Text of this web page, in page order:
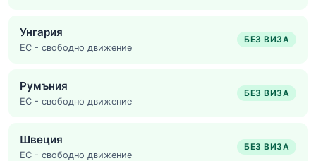
Унгария
ЕС - свободно движение
БЕЗ ВИЗА
Румъния
ЕС - свободно движение
БЕЗ ВИЗА
Швеция
ЕС - свободно движение
БЕЗ ВИЗА